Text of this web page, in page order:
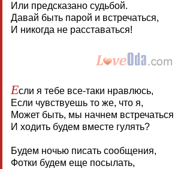
Или предсказано судьбой.
Давай быть парой и встречаться,
И никогда не расставаться!
Если я тебе все-таки нравлюсь,
Если чувствуешь то же, что я,
Может быть, мы начнем встречаться
И ходить будем вместе гулять?
Будем ночью писать сообщения,
Фотки будем еще посылать,